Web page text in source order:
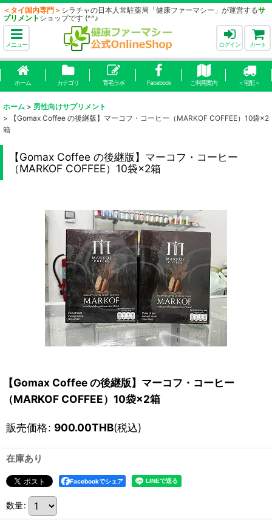
＜タイ国内専門＞ シラチャの日本人常駐薬局「健康ファーマシー」が運営するサ
プリメント ショップです (^^♪
メニュー ログイン カート
ホーム カテゴリ 育毛ラボ Facebook ご利用案内 ＜宅配＞
ホーム > 男性向けサプリメント
>
【Gomax Coffee の後継版】マーコフ・コーヒー（MARKOF COFFEE）10袋×2
箱
【Gomax Coffee の後継版】マーコフ・コーヒー
（MARKOF COFFEE）10袋×2箱
【Gomax Coffee の後継版】マーコフ・コーヒー
（MARKOF COFFEE）10袋×2箱
販売価格: 900.00THB(税込)
在庫あり
Facebookでシェア
数量: